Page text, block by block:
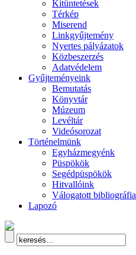
Kitüntetések
Térkép
Miserend
Linkgyűjtemény
Nyertes pályázatok
Közbeszerzés
Adatvédelem
Gyűjteményeink
Bemutatás
Könyvtár
Múzeum
Levéltár
Videósorozat
Történelmünk
Egyházmegyénk
Püspökök
Segédpüspökök
Hitvallóink
Válogatott bibliográfia
Lapozó